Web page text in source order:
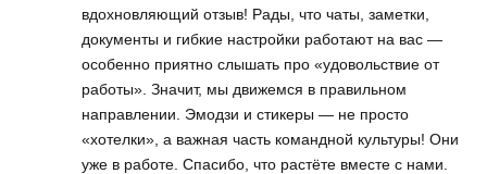
вдохновляющий отзыв! Рады, что чаты, заметки,
документы и гибкие настройки работают на вас —
особенно приятно слышать про «удовольствие от
работы». Значит, мы движемся в правильном
направлении. Эмодзи и стикеры — не просто
«хотелки», а важная часть командной культуры! Они
уже в работе. Спасибо, что растёте вместе с нами.